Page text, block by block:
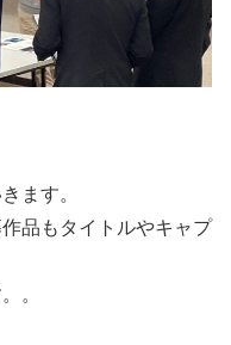
ます。
品もタイトルやキャプ
。